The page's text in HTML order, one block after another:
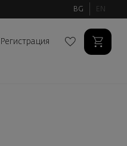
BG EN
Регистрация